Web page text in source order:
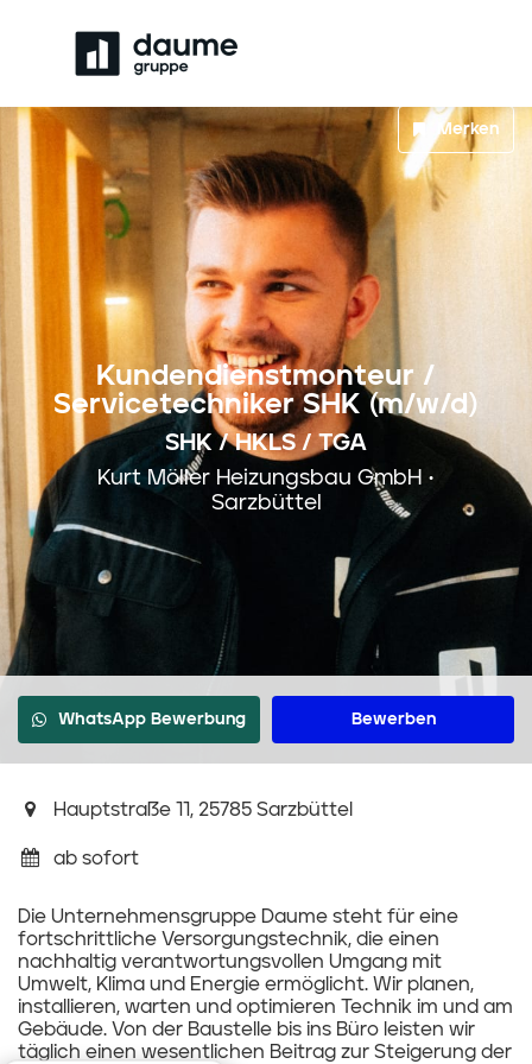
Kundendienstmonteur /
Servicetechniker SHK (m/w/d)
SHK / HKLS / TGA
Kurt Möller Heizungsbau GmbH •
Sarzbüttel
Merken
WhatsApp Bewerbung Bewerben
Hauptstraße 11, 25785 Sarzbüttel
ab sofort
Die Unternehmensgruppe Daume steht für eine
fortschrittliche Versorgungstechnik, die einen
nachhaltig verantwortungsvollen Umgang mit
Umwelt, Klima und Energie ermöglicht. Wir planen,
installieren, warten und optimieren Technik im und am
Gebäude. Von der Baustelle bis ins Büro leisten wir
täglich einen wesentlichen Beitrag zur Steigerung der